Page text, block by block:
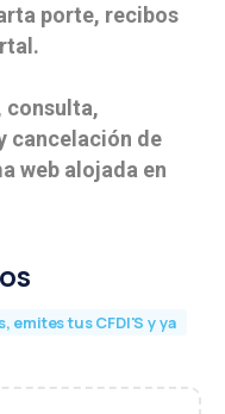
porte, recibos
consulta,
cancelación de
web alojada en
tus CFDI'S y ya